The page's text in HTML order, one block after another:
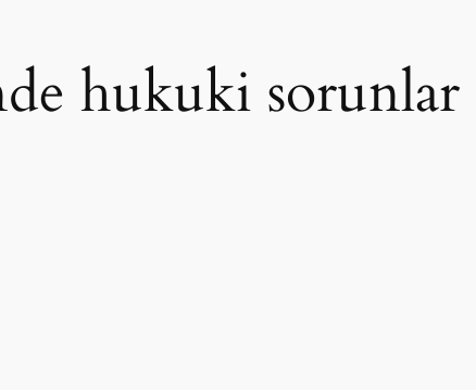
hukuki sorunlar